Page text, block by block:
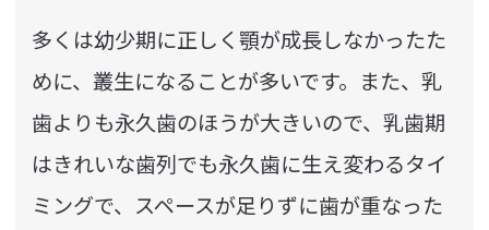
多くは幼少期に正しく顎が成長しなかったた
めに、叢生になることが多いです。また、乳
歯よりも永久歯のほうが大きいので、乳歯期
はきれいな歯列でも永久歯に生え変わるタイ
ミングで、スペースが足りずに歯が重なった